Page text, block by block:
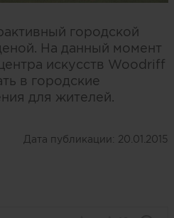
городской
На данный момент
искусств Woodriff
в городские
для жителей.
Дата публикации: 20.01.2015